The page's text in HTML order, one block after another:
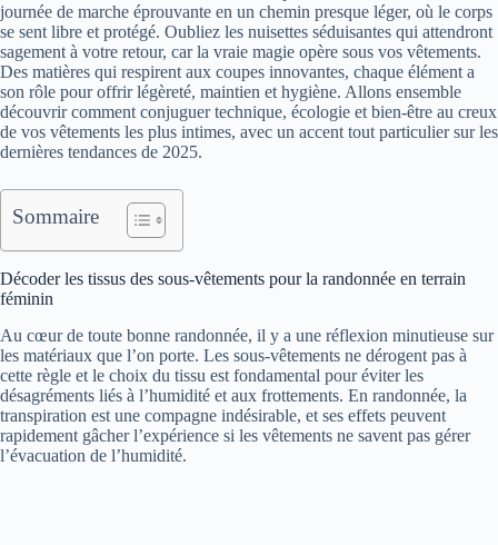
journée de marche éprouvante en un chemin presque léger, où le corps
se sent libre et protégé. Oubliez les nuisettes séduisantes qui attendront
sagement à votre retour, car la vraie magie opère sous vos vêtements.
Des matières qui respirent aux coupes innovantes, chaque élément a
son rôle pour offrir légèreté, maintien et hygiène. Allons ensemble
découvrir comment conjuguer technique, écologie et bien-être au creux
de vos vêtements les plus intimes, avec un accent tout particulier sur les
dernières tendances de 2025.
Sommaire
Décoder les tissus des sous-vêtements pour la randonnée en terrain
féminin
Au cœur de toute bonne randonnée, il y a une réflexion minutieuse sur
les matériaux que l’on porte. Les sous-vêtements ne dérogent pas à
cette règle et le choix du tissu est fondamental pour éviter les
désagréments liés à l’humidité et aux frottements. En randonnée, la
transpiration est une compagne indésirable, et ses effets peuvent
rapidement gâcher l’expérience si les vêtements ne savent pas gérer
l’évacuation de l’humidité.